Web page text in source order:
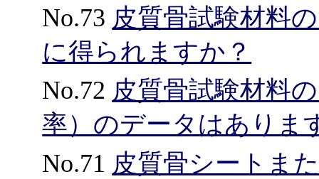
No.73 皮質骨試験材料
に得られますか？
No.72 皮質骨試験材料
率）のデータはありま
No.71 皮質骨シートま